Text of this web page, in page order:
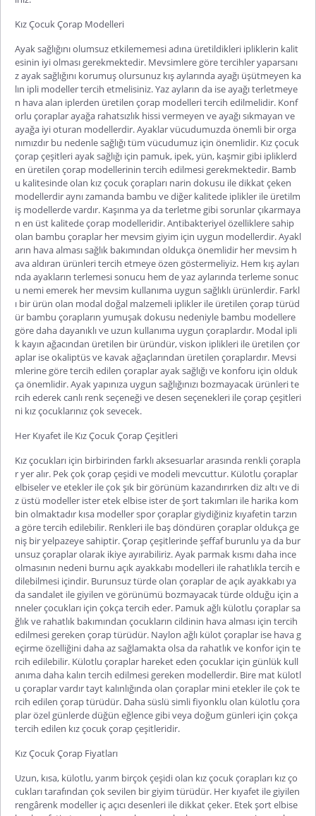
Kız Çocuk Çorap Modelleri
Ayak sağlığını olumsuz etkilememesi adına üretildikleri ipliklerin kalit
esinin iyi olması gerekmektedir. Mevsimlere göre tercihler yaparsanı
z ayak sağlığını korumuş olursunuz kış aylarında ayağı üşütmeyen ka
lın ipli modeller tercih etmelisiniz. Yaz ayların da ise ayağı terletmeye
n hava alan iplerden üretilen çorap modelleri tercih edilmelidir. Konf
orlu çoraplar ayağa rahatsızlık hissi vermeyen ve ayağı sıkmayan ve
ayağa iyi oturan modellerdir. Ayaklar vücudumuzda önemli bir orga
nımızdır bu nedenle sağlığı tüm vücudumuz için önemlidir. Kız çocuk
çorap çeşitleriayak sağlığı için pamuk, ipek, yün, kaşmir gibi ipliklerd
en üretilen çorap modellerinin tercih edilmesi gerekmektedir. Bamb
u kalitesinde olan kız çocuk çorapları narin dokusu ile dikkat çeken
modellerdir aynı zamanda bambu ve diğer kalitede iplikler ile üretilm
iş modellerde vardır. Kaşınma ya da terletme gibi sorunlar çıkarmaya
n en üst kalitede çorap modelleridir. Antibakteriyel özelliklere sahip
olan bambu çoraplar her mevsim giyim için uygun modellerdir. Ayakl
arın hava alması sağlık bakımından oldukça önemlidir her mevsim h
ava aldıran ürünleri tercih etmeye özen göstermeliyiz. Hem kış ayları
nda ayakların terlemesi sonucu hem de yaz aylarında terleme sonuc
u nemi emerek her mevsim kullanıma uygun sağlıklı ürünlerdir. Farkl
ı bir ürün olan modal doğal malzemeli iplikler ile üretilen çorap türüd
ür bambu çorapların yumuşak dokusu nedeniyle bambu modellere
göre daha dayanıklı ve uzun kullanıma uygun çoraplardır. Modal ipli
k kayın ağacından üretilen bir üründür, viskon iplikleri ile üretilen çor
aplar ise okaliptüs ve kavak ağaçlarından üretilen çoraplardır. Mevsi
mlerine göre tercih edilen çoraplar ayak sağlığı ve konforu için olduk
ça önemlidir. Ayak yapınıza uygun sağlığınızı bozmayacak ürünleri te
rcih ederek canlı renk seçeneği ve desen seçenekleri ile çorap çeşitleri
ni kız çocuklarınız çok sevecek.
Her Kıyafet ile Kız Çocuk Çorap Çeşitleri
Kız çocukları için birbirinden farklı aksesuarlar arasında renkli çorapla
r yer alır. Pek çok çorap çeşidi ve modeli mevcuttur. Külotlu çoraplar
elbiseler ve etekler ile çok şık bir görünüm kazandırırken diz altı ve di
z üstü modeller ister etek elbise ister de şort takımları ile harika kom
bin olmaktadır kısa modeller spor çoraplar giydiğiniz kıyafetin tarzın
a göre tercih edilebilir. Renkleri ile baş döndüren çoraplar oldukça ge
niş bir yelpazeye sahiptir. Çorap çeşitlerinde şeffaf burunlu ya da bur
unsuz çoraplar olarak ikiye ayırabiliriz. Ayak parmak kısmı daha ince
olmasının nedeni burnu açık ayakkabı modelleri ile rahatlıkla tercih e
dilebilmesi içindir. Burunsuz türde olan çoraplar de açık ayakkabı ya
da sandalet ile giyilen ve görünümü bozmayacak türde olduğu için a
nneler çocukları için çokça tercih eder. Pamuk ağlı külotlu çoraplar sa
ğlık ve rahatlık bakımından çocukların cildinin hava alması için tercih
edilmesi gereken çorap türüdür. Naylon ağlı külot çoraplar ise hava g
eçirme özelliğini daha az sağlamakta olsa da rahatlık ve konfor için te
rcih edilebilir. Külotlu çoraplar hareket eden çocuklar için günlük kull
anıma daha kalın tercih edilmesi gereken modellerdir. Bire mat külotl
u çoraplar vardır tayt kalınlığında olan çoraplar mini etekler ile çok te
rcih edilen çorap türüdür. Daha süslü simli fiyonklu olan külotlu çora
plar özel günlerde düğün eğlence gibi veya doğum günleri için çokça
tercih edilen kız çocuk çorap çeşitleridir.
Kız Çocuk Çorap Fiyatları
Uzun, kısa, külotlu, yarım birçok çeşidi olan kız çocuk çorapları kız ço
cukları tarafından çok sevilen bir giyim türüdür. Her kıyafet ile giyilen
rengârenk modeller iç açıcı desenleri ile dikkat çeker. Etek şort elbise